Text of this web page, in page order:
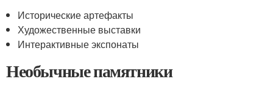
Исторические артефакты
Художественные выставки
Интерактивные экспонаты
Необычные памятники